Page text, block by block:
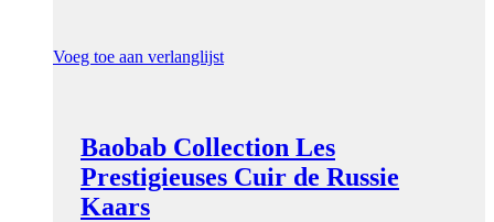
Voeg toe aan verlanglijst
Baobab Collection Les
Prestigieuses Cuir de Russie
Kaars